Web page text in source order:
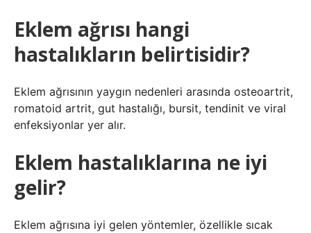
Eklem ağrısı hangi
hastalıkların belirtisidir?
Eklem ağrısının yaygın nedenleri arasında osteoartrit,
romatoid artrit, gut hastalığı, bursit, tendinit ve viral
enfeksiyonlar yer alır.
Eklem hastalıklarına ne iyi
gelir?
Eklem ağrısına iyi gelen yöntemler, özellikle sıcak